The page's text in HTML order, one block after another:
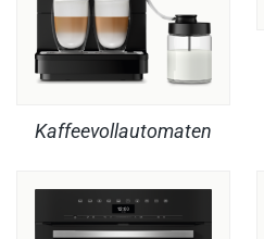
Kaffeevollautomaten